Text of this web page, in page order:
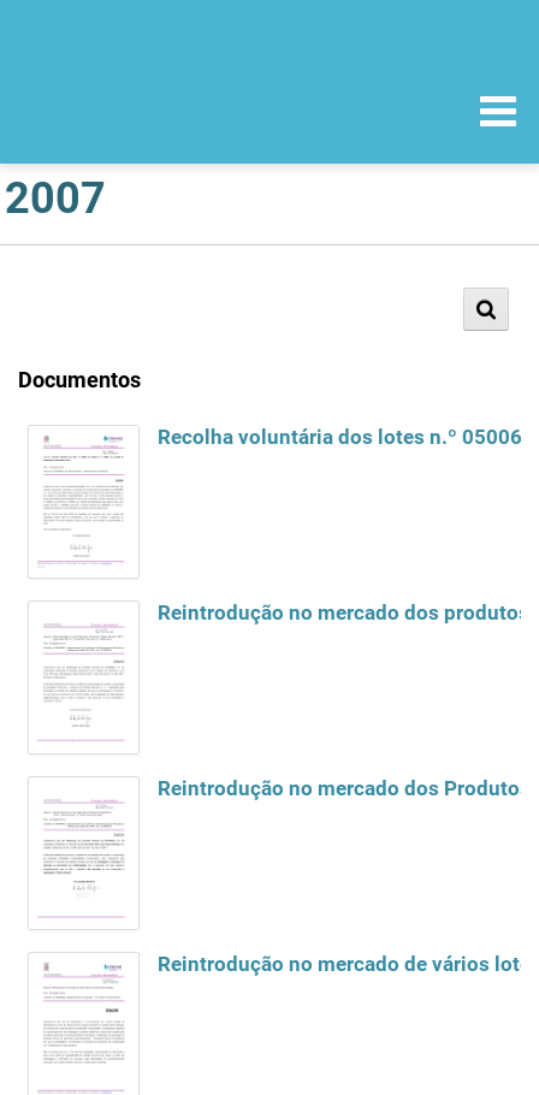
2007
Documentos
Recolha voluntária dos lotes n.º
Reintrodução no mercado dos produtos
Reintrodução no mercado dos
Reintrodução no mercado de vários